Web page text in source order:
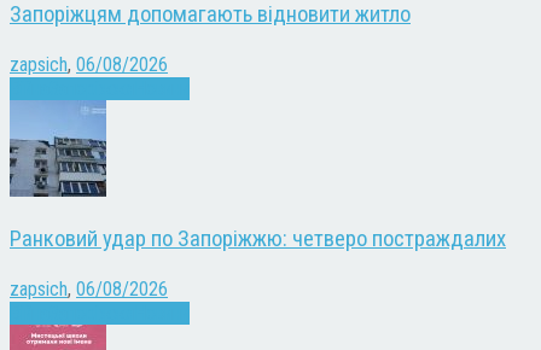
Запоріжцям допомагають відновити житло
zapsich, 06/08/2026
Ранковий удар по Запоріжжю: четверо постраждалих
zapsich, 06/08/2026